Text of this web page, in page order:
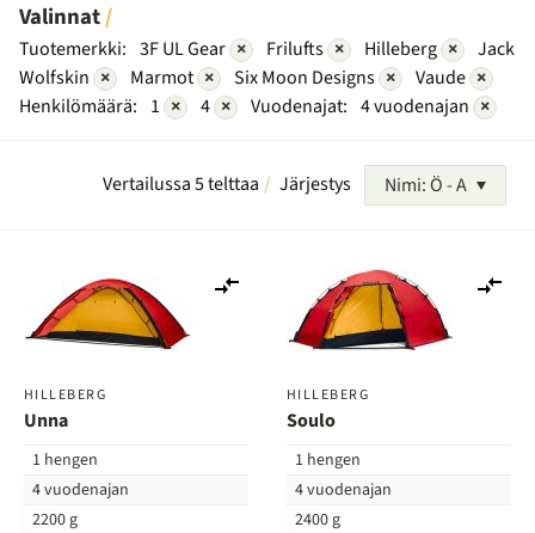
Valinnat
Tuotemerkki: 3F UL Gear × Frilufts × Hilleberg ×
Jack
Wolfskin × Marmot × Six Moon Designs × Vaude ×
Henkilömäärä: 1 × 4 × Vuodenajat: 4 vuodenajan ×
Vertailussa 5 telttaa Järjestys Nimi: Ö - A
HILLEBERG
Unna
1 hengen
4 vuodenajan
2200 g
vertailuun
HILLEBERG
Soulo
1 hengen
4 vuodenajan
2400 g